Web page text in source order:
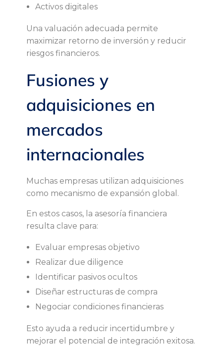
Activos digitales
Una valuación adecuada permite
maximizar retorno de inversión y reducir
riesgos financieros.
Fusiones y
adquisiciones en
mercados
internacionales
Muchas empresas utilizan adquisiciones
como mecanismo de expansión global.
En estos casos, la asesoría financiera
resulta clave para:
Evaluar empresas objetivo
Realizar due diligence
Identificar pasivos ocultos
Diseñar estructuras de compra
Negociar condiciones financieras
Esto ayuda a reducir incertidumbre y
mejorar el potencial de integración exitosa.